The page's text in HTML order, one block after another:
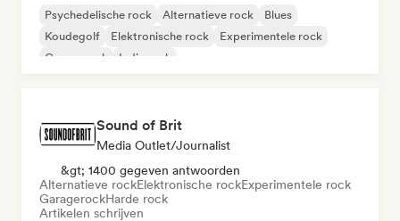
Psychedelische rock Alternatieve rock
Blues
Koudegolf
Elektronische rock
Experimentele rock
Garagerock
Indie rock
Sound of Brit
Media Outlet/Journalist
&gt; 1400 gegeven antwoorden
Alternatieve rockElektronische rockExperimentele rock
GaragerockHarde rock
Artikelen schrijven